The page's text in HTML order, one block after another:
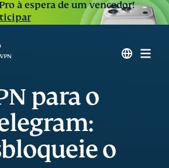
à espera de um vencedor!
para o
o